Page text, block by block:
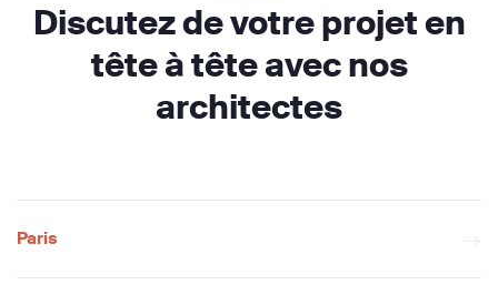
Discutez de votre projet en
tête à tête avec nos
architectes
Paris